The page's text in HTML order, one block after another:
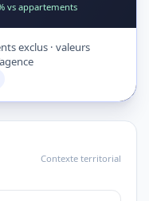
vs appartements
exclus · valeurs
Contexte territorial